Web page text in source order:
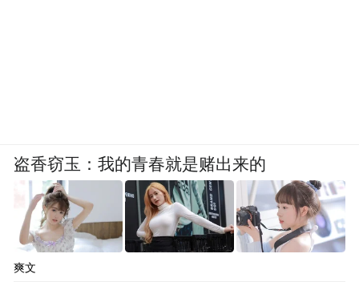
在沉浸式体验中触摸殷商文明的脉搏，这个
展览，你准备去打卡吗？(完)
“特别声明：以上作品内容(包括在内的视频、图片或音
频)为凤凰网旗下自媒体平台“大风号”用户上传并发
布，本平台仅提供信息存储空间服务。
盗香窃玉：我的青春就是赌出来的
爽文